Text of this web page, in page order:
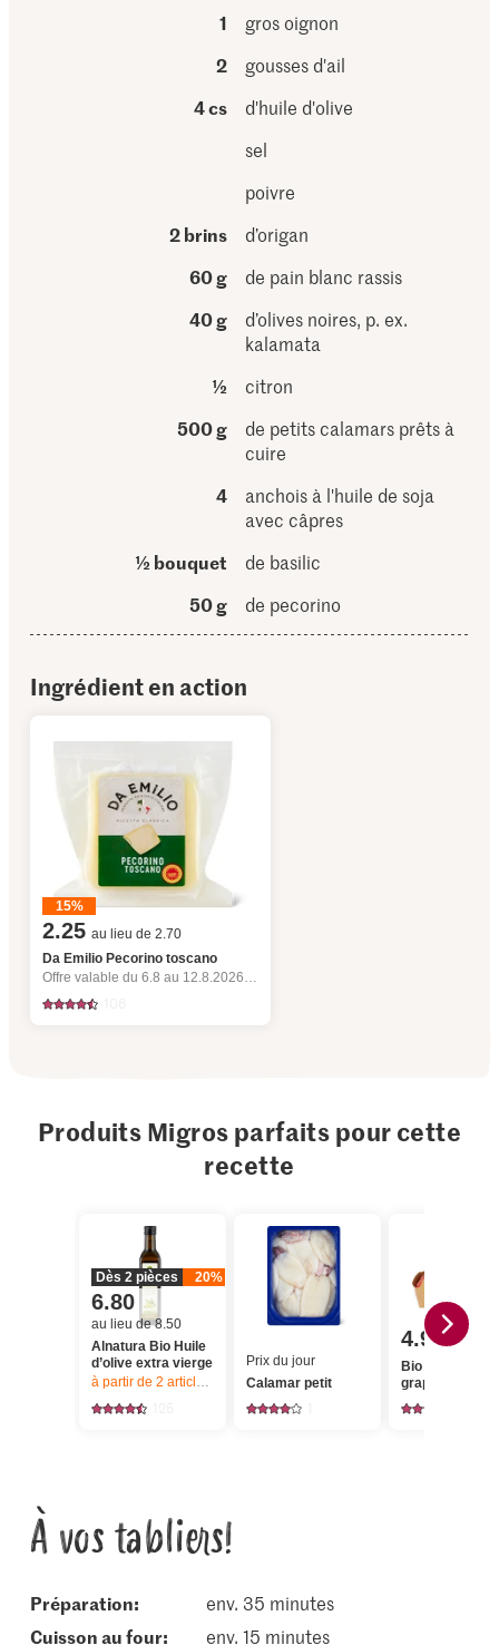
1
gros oignon
2
gousses d'ail
4 cs
d'huile d'olive
sel
poivre
2 brins
d’origan
60 g
de pain blanc rassis
40 g
d’olives noires, p. ex.
kalamata
½
citron
500 g
de petits calamars prêts à
cuire
4
anchois à l'huile de soja
avec câpres
½ bouquet
de basilic
50 g
de pecorino
Ingrédient en action
15%
2.25 au lieu de 2.70
Da Emilio Pecorino toscano
Offre valable du 6.8 au 12.8.2026, jusqu’à épuisement du stock.
Produits Migros parfaits pour cette
recette
Dès 2 pièces 20%
6.80
au lieu de 8.50
Alnatura Bio Huile
d’olive extra vierge
à partir de 2 articles, Offre valable du 6.8 au 12.8.2026, jusqu’à
Prix du jour
Calamar petit
4.95
Bio Tomates en
grappes
À vos tabliers!
Préparation:
env. 35 minutes
cuisson au four:
env. 15 minutes